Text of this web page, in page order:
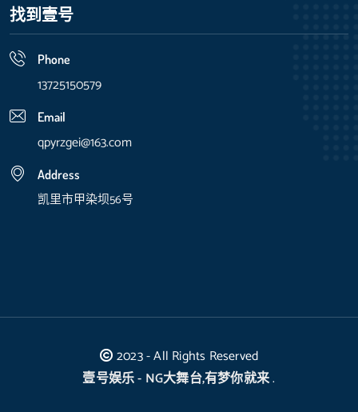
找到壹号
Phone
13725150579
Email
qpyrzgei@163.com
Address
凯里市甲染坝56号
2023 - All Rights Reserved
壹号娱乐 - NG大舞台,有梦你就来.